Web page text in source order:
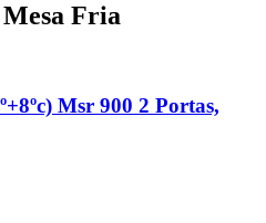
Fria
Msr 900 2 Portas,